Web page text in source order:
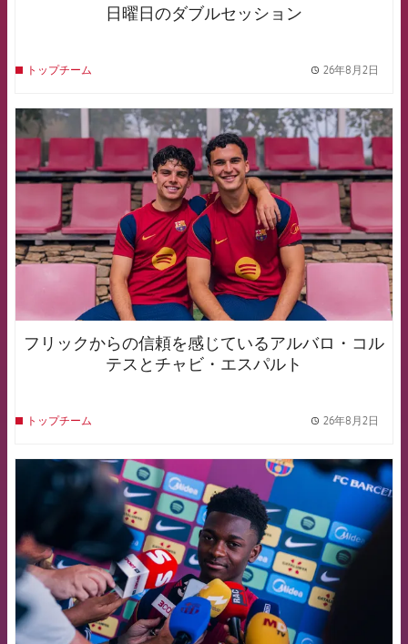
日曜日のダブルセッション
トップチーム 26年8月2日
FCB Barcelona badge
フリックからの信頼を感じているアルバロ・コル
テスとチャビ・エスパルト
トップチーム 26年8月2日
FCB Barcelona badge